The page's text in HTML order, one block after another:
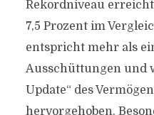
Rekordniveau
7,5 Prozent im
entspricht mehr als
Ausschüttungen und
Update“ des
hervorgehoben.